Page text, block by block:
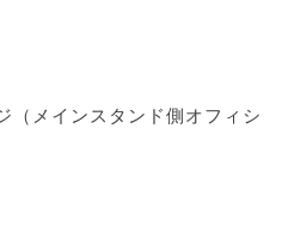
（メインスタンド側オフィシ